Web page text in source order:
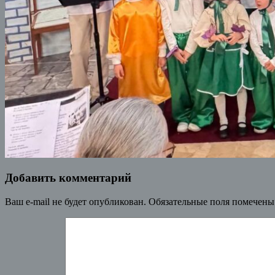
Добавить комментарий
Ваш e-mail не будет опубликован. Обязательные поля